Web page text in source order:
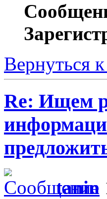
Вернуться
Re: Ищем
tanin